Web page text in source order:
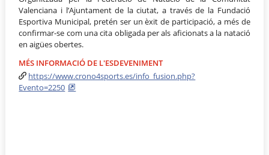
Valenciana i l’Ajuntament de la ciutat, a través de la Fundació
Esportiva Municipal, pretén ser un èxit de participació, a més de
confirmar-se com una cita obligada per als aficionats a la natació
en aigües obertes.
MÉS INFORMACIÓ DE L'ESDEVENIMENT
https://www.crono4sports.es/info_fusion.php?
Evento=2250